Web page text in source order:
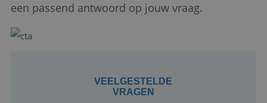
een passend antwoord op jouw vraag.
VEELGESTELDE
VRAGEN